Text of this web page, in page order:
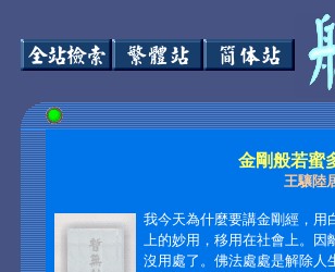
金剛般若蜜
王驤陸
我今天為什麼要講金剛經，用
上的妙用，移用在社會上。因
沒用處了。佛法處處是解除人